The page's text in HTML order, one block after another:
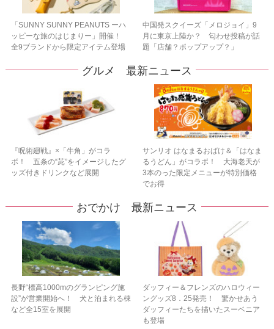
「SUNNY SUNNY PEANUTS ーハ
ッピーな旅のはじまりー」開催！
全9ブランドから限定アイテム登場
中国発スクイーズ「メロジョイ」9
月に東京上陸か？ 匂わせ投稿が話
題「店舗？ポップアップ？」
グルメ 最新ニュース
『呪術廻戦』×「牛角」がコラ
ボ！ 五条の“茈”をイメージしたグ
ッズ付きドリンクなど展開
サンリオ はなまるおばけ＆「はなま
るうどん」がコラボ！ 大海老天が
3本のった限定メニューが特別価格
でお得
おでかけ 最新ニュース
長野“標高1000mのグランピング施
設”が営業開始へ！ 犬と泊まれる棟
など全15室を展開
ダッフィー＆フレンズのハロウィー
ングッズ8．25発売！ 驚かせあう
ダッフィーたちを描いたスーベニア
も登場